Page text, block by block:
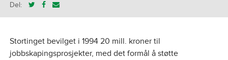
Del:
Stortinget bevilget i 1994 20 mill. kroner til
jobbskapingsprosjekter, med det formål å støtte